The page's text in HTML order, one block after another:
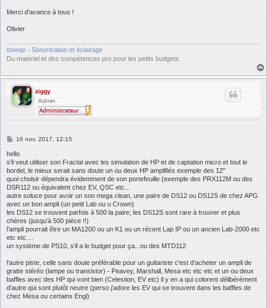
Merci d'avance à tous !
Olivier
dowap - Sonorisation et éclairage
Du matériel et des compétences pro pour les petits budgets.
ziggy
Admin
M
s
s
g
e
16 nov. 2017, 12:15
hello
s'il veut utiliser son Fractal avec les simulation de HP et de captation micro et tout le
bordel, le mieux serait sans doute un ou deux HP amplifiés exemple des 12"
quoi choisir dépendra évidemment de son portefeuille (exemple des PRX112M ou des
DSR112 ou équivalent chez EV, QSC etc...
autre soluce pour avoir un son mega clean, une paire de DS12 ou DS12S de chez APG
avec un bon ampli (un petit Lab ou u Crown)
les DS12 se trouvent parfois à 500 la paire; les DS12S sont rare à trouver et plus
chères (jusqu'à 500 pièce !!)
l'ampli pourrait être un MA1200 ou un K1 ou un récent Lap IP ou un ancien Lab-2000 etc
etc etc....
un système de PS10, s'il a le budget pour ça...ou des MTD112
l'autre piste, celle sans doute préférable pour un guitariste c'est d'acheter un ampli de
gratte stéréo (lampe ou transistor) - Peavey, Marshall, Mesa etc etc etc et un ou deux
baffles avec des HP qui vont bien (Celestion, EV etc) il y en a qui colorent délibérément
d'autre qui sont plutôt neutre (perso j'adore les EV qui se trouvent dans les baffles de
chez Mesa ou certains Engl)